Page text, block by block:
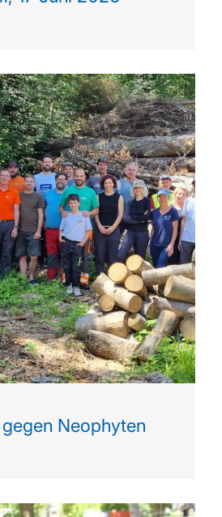
Neophyten